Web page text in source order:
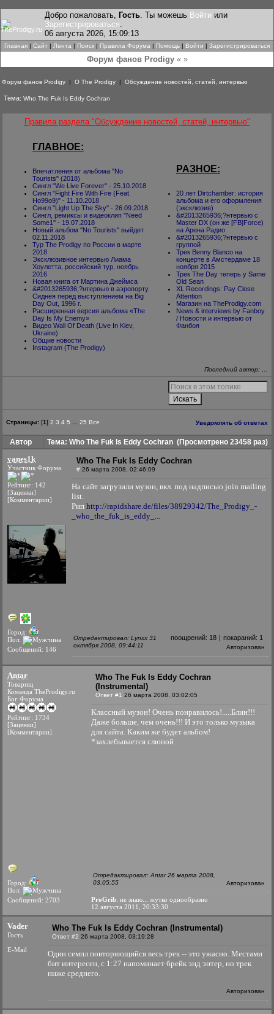
Добро пожаловать, Гость. Ты можешь Войти или
Зарегистрироваться.
06 августа 2026, 15:09:13
Главная | Сайт | Лента | Поиск | Правила Форума | Помощь | Войти | Зарегистрироваться
Форум фанов Prodigy« »
Форум фанов Prodigy | О The Prodigy | Обсуждение новостей, статей, интервью
Тема: Who The Fuk Is Eddy Cochran
Правила раздела "Обсуждение новостей, статей, интервью"
ГЛАВНОЕ:
Впечатления от альбома "No
Tourists" (2018)
Сингл "We Live Forever" - 25.10.2018
Сингл "Fight Fire With Fire (Feat.
Ho99o9)" - 11.10.2018
Сингл ''Light Up The Sky'' - 26.09.2018
Сингл, ремиксы и видеоклип ''Need
Some1'' - 19.07.2018
Новый альбом ''No Tourists'' выйдет
02.11.2018
Тур The Prodigy по России в марте
2018
Эксклюзивное интервью Лиама
Хоулетта, российский тур, ноябрь
2016
Новая книга от Мартина Джеймса
&#2013265936;?нтервью в аэропорту
Сиднея перед выступлением на Big
Day Out, 1996 г.
Расширенная версия альбома «The
Day Is My Enemy»
Видео Wall Of Death (Live In Kiev,
Ukraine)
Общие новости
Instagram (The Prodigy)
РАЗНОЕ:
20 лет Dirtchamber: история
альбома и его оформления
(эксклюзив)
&#2013265936;?нтервью с
Master DX (он же [FB]Force)
на Арена Радио
&#2013265936;?нтервью с
группой
Трек Benny Blanco на
концерте в Амстердаме 18
ноября 2015
Трек The Day теперь у Same
Old Sean
XL Recordings: Pay Close
Attention
Магазин на TheProdigy.com
News & interviews by Fanboy
/ Новости и интервью от
Фанбоя
Последний автор: …
Страницы: [1] 2 3 4 5 25 Все Уведомлять об ответах
Автор Тема: Who The Fuk Is Eddy Cochran (Просмотрено 23458 раз)
vanes1k
Участник Форума
Рейтинг: 142
[Заценки]
[Комментарии]
Город:
Пол:
Сообщений: 146
Who The Fuk Is Eddy Cochran
# 26 марта 2008, 02:46:09
На сайт загрузили музон, вкл. под надписью join mailing
list.
Рип http://rapidshare.de/files/38929342/The_Prodigy_-
_who_the_fuk_is_eddy_...
Отредактировал: Lynxx 31
октября 2008, 09:44:11
поощрений: 18 | покараний: 1
Авторизован
Antar
Товарищ
Команда TheProdigy.ru
Бог Форума
Рейтинг: 1734
[Заценки]
[Комментарии]
Город:
Пол:
Сообщений: 2703
Who The Fuk Is Eddy Cochran
(Instrumental)
Ответ #1 26 марта 2008, 03:02:05
Классный музон! Очень понравилось!.....Блин!!!
Даже больше, чем очень!!! И это только музыка
для сайта. Каким же будет альбом!
*захлебывается слюной
Отредактировал: Antar 26 марта 2008,
03:05:55
Авторизован
ProGrib: не знаю... жутко однообразно
12 августа 2011, 20:33:30
Vader
Гость
E-Mail
Who The Fuk Is Eddy Cochran (Instrumental)
Ответ #2 26 марта 2008, 03:19:28
Один семпл повторяющийся весь трек -- это ужасно. Местами
бит интересен, с 1:27 напоминает брейк энд энтер, но трек
ниже среднего.
Авторизован